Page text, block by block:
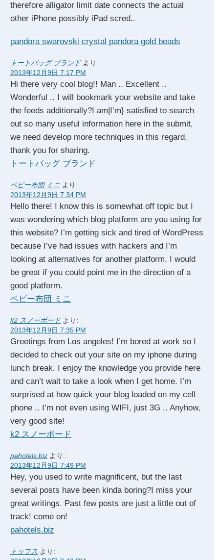
therefore alligator limit date connects the actual
other iPhone possibly iPad scred..
pandora swarovski crystal pandora gold beads
トートバッグ ブランド より:
2013年12月9日 7:17 PM
Hi there very cool blog!! Man .. Excellent ..
Wonderful .. I will bookmark your website and take
the feeds additionally?I am|I’m} satisfied to search
out so many useful information here in the submit,
we need develop more techniques in this regard,
thank you for sharing.
トートバッグ ブランド
ベビー布団 ミニ より:
2013年12月9日 7:34 PM
Hello there! I know this is somewhat off topic but I
was wondering which blog platform are you using for
this website? I’m getting sick and tired of WordPress
because I’ve had issues with hackers and I’m
looking at alternatives for another platform. I would
be great if you could point me in the direction of a
good platform.
ベビー布団 ミニ
k2 スノーボード より:
2013年12月9日 7:35 PM
Greetings from Los angeles! I’m bored at work so I
decided to check out your site on my iphone during
lunch break. I enjoy the knowledge you provide here
and can’t wait to take a look when I get home. I’m
surprised at how quick your blog loaded on my cell
phone .. I’m not even using WIFI, just 3G .. Anyhow,
very good site!
k2 スノーボード
pahotels.biz より:
2013年12月9日 7:49 PM
Hey, you used to write magnificent, but the last
several posts have been kinda boring?I miss your
great writings. Past few posts are just a little out of
track! come on!
pahotels.biz
トップス より: